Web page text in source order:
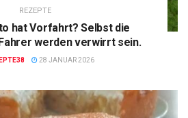
REZEPTE
hat Vorfahrt? Selbst die
werden verwirrt sein.
28 JANUAR 2026